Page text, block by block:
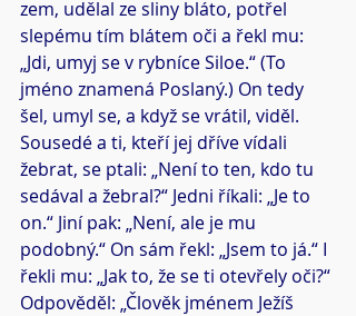
zem, udělal ze sliny bláto, potřel
slepému tím blátem oči a řekl mu:
„Jdi, umyj se v rybníce Siloe.“ (To
jméno znamená Poslaný.) On tedy
šel, umyl se, a když se vrátil, viděl.
Sousedé a ti, kteří jej dříve vídali
žebrat, se ptali: „Není to ten, kdo tu
sedával a žebral?“ Jedni říkali: „Je to
on.“ Jiní pak: „Není, ale je mu
podobný.“ On sám řekl: „Jsem to já.“ I
řekli mu: „Jak to, že se ti otevřely oči?“
Odpověděl: „Člověk jménem Ježíš